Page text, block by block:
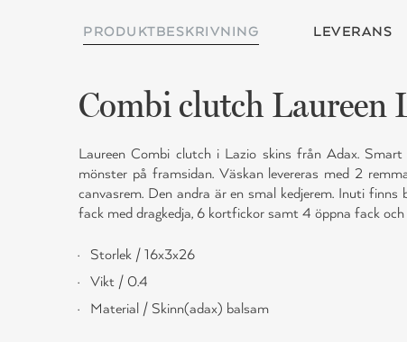
PRODUKTBESKRIVNING LEVERANS
Combi clutch Laureen
Laureen Combi clutch i Lazio skins från Adax.
mönster på framsidan. Väskan levereras med 2
canvasrem. Den andra är en smal kedjerem. Inuti finns
fack med dragkedja, 6 kortfickor samt 4 öppna fack och
Storlek / 16x3x26
Vikt / 0.4
Material / Skinn(adax) balsam